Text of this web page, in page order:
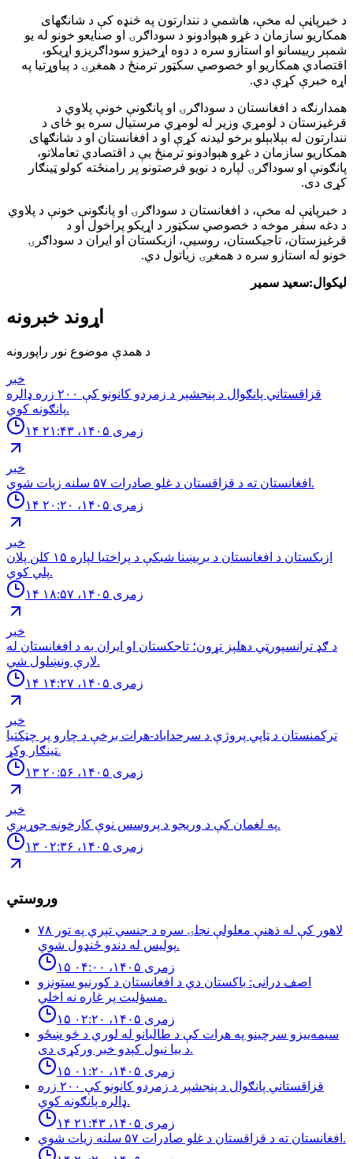
د خبرپاڼې له مخې، هاشمي د نندارتون په څنډه کې د شانګهای
همکاریو سازمان د غړو هېوادونو د سوداګرۍ او صنایعو خونو له یو
شمېر رییسانو او استازو سره د دوه اړخیزو سوداګریزو اړیکو،
اقتصادي همکاریو او خصوصي سکټور ترمنځ د همغږۍ د پیاوړتیا په
اړه خبرې کړې دي.
همدارنګه د افغانستان د سوداګرۍ او پانګونې خونې پلاوي د
قرغیزستان د لومړي وزیر له لومړي مرستیال سره یو ځای د
نندارتون له بېلابېلو برخو لیدنه کړې او د افغانستان او د شانګهای
همکاریو سازمان د غړو هېوادونو ترمنځ یې د اقتصادي تعاملاتو،
پانګونې او سوداګرۍ لپاره د نویو فرصتونو پر رامنځته کولو ټینګار
کړی دی.
د خبرپاڼې له مخې، د افغانستان د سوداګرۍ او پانګونې خونې د پلاوي
د دغه سفر موخه د خصوصي سکټور د اړیکو پراخول او د
قرغیزستان، تاجیکستان، روسیې، ازبکستان او ایران د سوداګرۍ
خونو له استازو سره د همغږۍ زیاتول دي.
لیکوال:سعید سمیر
اړوند خبرونه
د همدې موضوع نور راپورونه
خبر
قزاقستاني پانګوال د پنجشېر د زمردو كانونو كې ٢٠٠ زره ډالره
پانګونه كوي.
۱۴ زمری ۱۴۰۵، ۲۱:۴۳
خبر
افغانستان ته د قزاقستان د غلو صادرات ۵۷ سلنه زيات شوي.
۱۴ زمری ۱۴۰۵، ۲۰:۲۰
خبر
ازبكستان د افغانستان د برېښنا شبكې د پراختيا لپاره ۱۵ كلن پلان
پلي كوي.
۱۴ زمری ۱۴۰۵، ۱۸:۵۷
خبر
د ګډ ترانسپورټي دهلېز تړون؛ تاجکستان او ایران به د افغانستان له
لارې ونښلول شي.
۱۴ زمری ۱۴۰۵، ۱۴:۲۷
خبر
تركمنستان د ټاپي پروژې د سرحداباد-هرات برخې د چارو پر چټكتيا
ټينګار وكړ.
۱۳ زمری ۱۴۰۵، ۲۰:۵۶
خبر
په لغمان كې د وريجو د پروسس نوې كارخونه جوړیږي.
۱۳ زمری ۱۴۰۵، ۰۲:۳۶
وروستي
لاهور کې له ذهنې معلولې نجلۍ سره د جنسي تېري په تور ٧٨
پوليس له دندو ځنډول شوي.
۱۵ زمری ۱۴۰۵، ۰۴:۰۰
اصف درانى: باكستان دي د افغانستان د كورنيو ستونزو
مسؤليت پر غاره نه اخلي.
۱۵ زمری ۱۴۰۵، ۰۲:۲۰
سیمه‌ییزو سرچینو په هرات کې د طالبانو له لوري د څو ښځو
د بیا نیول کېدو خبر ورکړی دی.
۱۵ زمری ۱۴۰۵، ۰۱:۲۰
قزاقستاني پانګوال د پنجشېر د زمردو كانونو كې ٢٠٠ زره
ډالره پانګونه كوي.
۱۴ زمری ۱۴۰۵، ۲۱:۴۳
افغانستان ته د قزاقستان د غلو صادرات ۵۷ سلنه زيات شوي.